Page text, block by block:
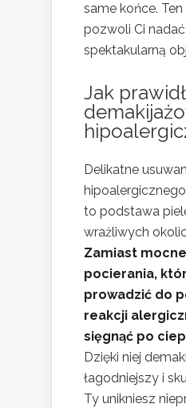
same końce.
pozwoli Ci
spektakularną
Jak
Delikatne
to podstawa
wrażliwych
Zamiast
pocierania,
prowadzić do
reakcji
sięgnąć po
Dzięki niej
łagodniejszy i
Ty unikniesz